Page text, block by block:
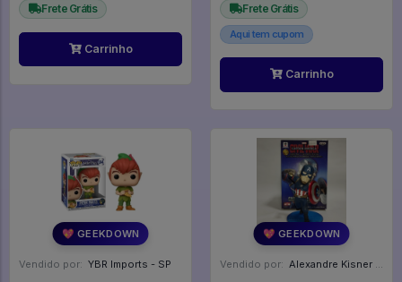
Frete Grátis
Carrinho
Frete Grátis
Aqui tem cupom
Carrinho
💖 GEEKDOWN
Vendido por: YBR Imports - SP
💖 GEEKDOWN
Vendido por: Alexandre Kisner - PR